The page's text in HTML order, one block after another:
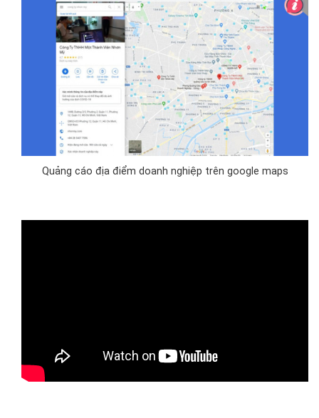
Quảng cáo địa điểm doanh nghiệp trên google maps